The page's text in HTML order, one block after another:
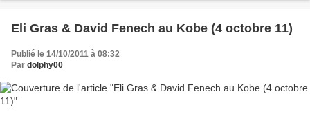
Eli Gras & David Fenech au Kobe (4 octobre 11)
Publié le 14/10/2011 à 08:32
Par dolphy00